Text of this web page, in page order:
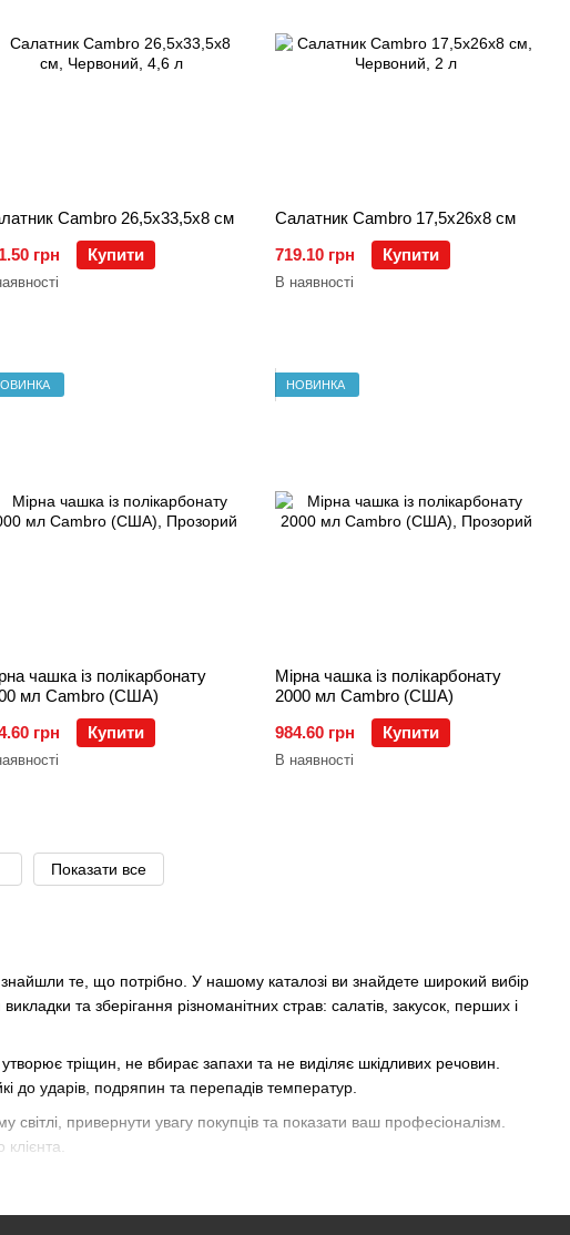
знайшли те, що потрібно. У нашому каталозі ви знайдете широкий вибір
та зберігання різноманітних страв: салатів, закусок, перших і
тріщин, не вбирає запахи та не виділяє шкідливих речовин.
до ударів, подряпин та перепадів температур.
привернути увагу покупців та показати ваш професіоналізм.
Cambro 26,5х33,5х8 см
грн
Купити
Салатник Cambro 17,5x26x8 см
719.10 грн
Купити
В наявності
чашка із полікарбонату
мл Cambro (США)
грн
Купити
НОВИНКА
Мірна чашка із полікарбонату
2000 мл Cambro (США)
984.60 грн
Купити
В наявності
Показати все